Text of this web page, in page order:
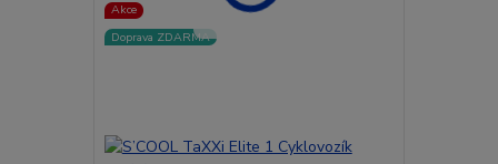
Akce
Doprava ZDARMA